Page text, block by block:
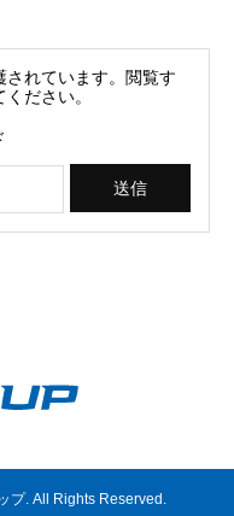
されています。閲覧す
ださい。
プ. All Rights Reserved.